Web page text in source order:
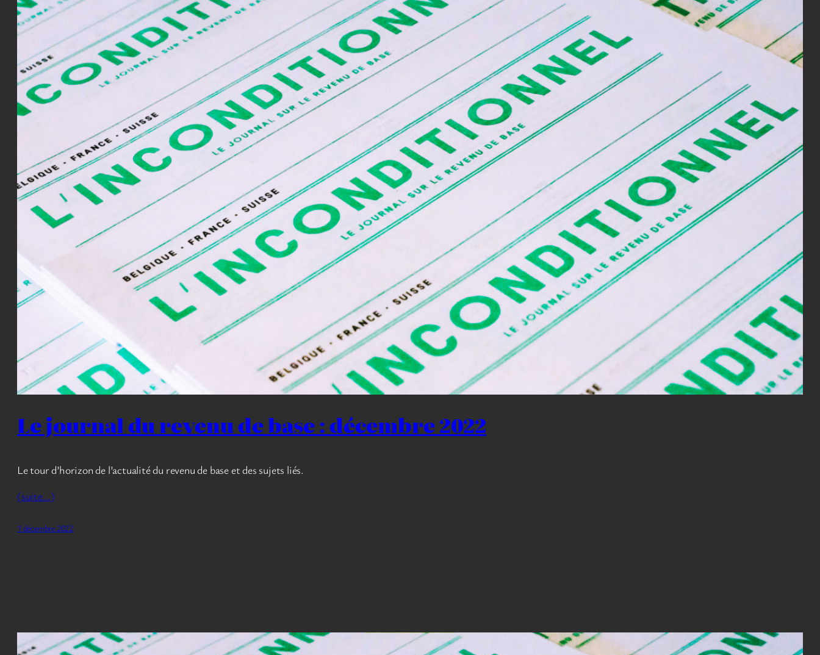
Le journal du revenu de base : décembre 2022
Le tour d’horizon de l’actualité du revenu de base et des sujets liés.
(suite…)
1 décembre 2022